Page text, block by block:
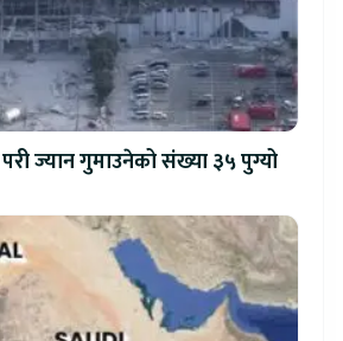
ज्यान गुमाउनेको संख्या ३५ पुग्यो